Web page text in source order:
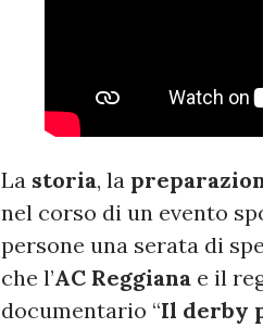
La storia, la
nel corso di un evento
persone una serata di
che l’AC Reggiana e il
documentario “Il derby